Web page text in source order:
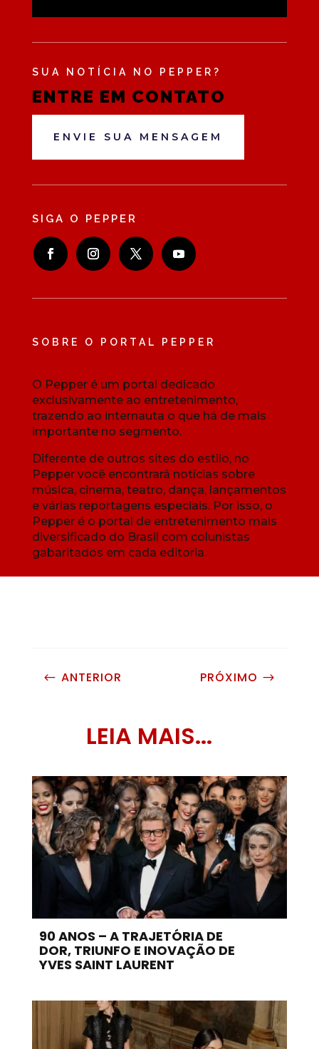
SUA NOTÍCIA NO PEPPER?
ENTRE EM CONTATO
ENVIE SUA MENSAGEM
SIGA O PEPPER
SOBRE O PORTAL PEPPER
O Pepper é um portal dedicado
exclusivamente ao entretenimento,
trazendo ao internauta o que há de mais
importante no segmento.
Diferente de outros sites do estilo, no
Pepper você encontrará notícias sobre
música, cinema, teatro, dança, lançamentos
e várias reportagens especiais. Por isso, o
Pepper é o portal de entretenimento mais
diversificado do Brasil com colunistas
gabaritados em cada editoria.
# ANTERIOR PRÓXIMO $
LEIA MAIS...
90 ANOS – A TRAJETÓRIA DE
DOR, TRIUNFO E INOVAÇÃO DE
YVES SAINT LAURENT